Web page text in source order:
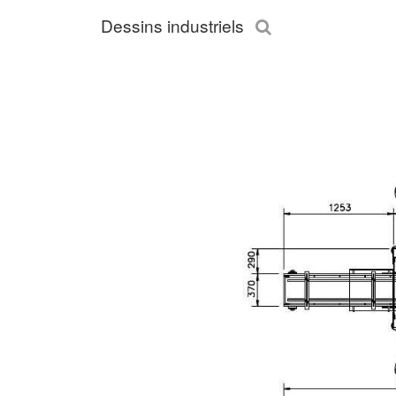
Dessins industriels